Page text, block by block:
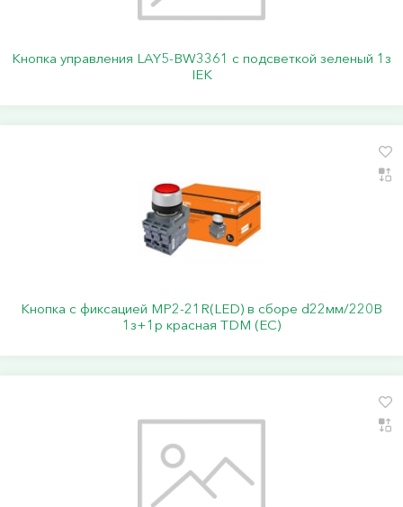
Кнопка управления LAY5-BW3361 с подсветкой зеленый 1з
IEK
Кнопка с фиксацией MP2-21R(LED) в сборе d22мм/220В
1з+1р красная TDM (ЕС)